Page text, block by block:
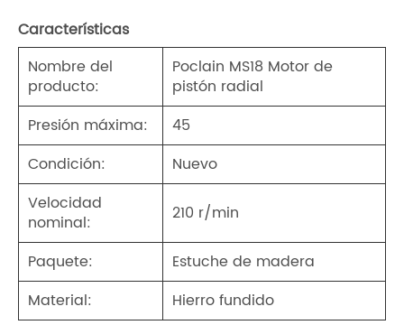
Características
Nombre del
producto:
Poclain MS18 Motor de
pistón radial
Presión máxima:
45
Condición:
Nuevo
Velocidad
nominal:
210 r/min
Paquete:
Estuche de madera
Material:
Hierro fundido